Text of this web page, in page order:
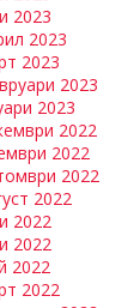
2023
2023
2023
2023
2023
2022
2022
2022
2022
2022
2022
2022
2022